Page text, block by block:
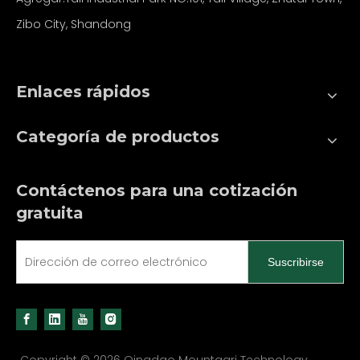
Zibo City, Shandong
Enlaces rápidos
Categoría de productos
Contáctenos para una cotización
gratuita
Suscribirse